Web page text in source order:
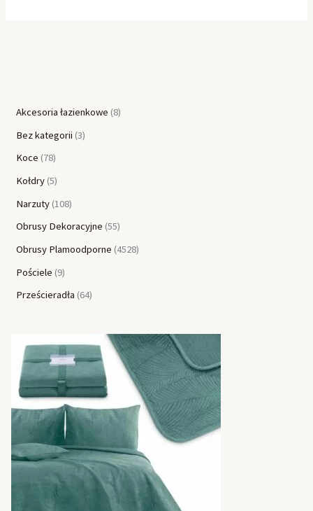
Akcesoria łazienkowe 8
Bez kategorii 3
Koce 78
Kołdry 5
Narzuty 108
Obrusy Dekoracyjne 55
Obrusy Plamoodporne 4528
Pościele 9
Prześcieradła 64